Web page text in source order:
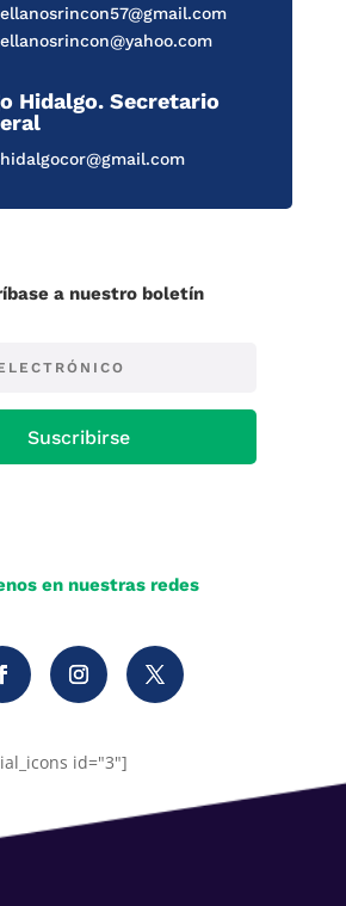
Hidalgo. Secretario
a nuestro boletín
Suscribirse
en nuestras redes
id="3"]